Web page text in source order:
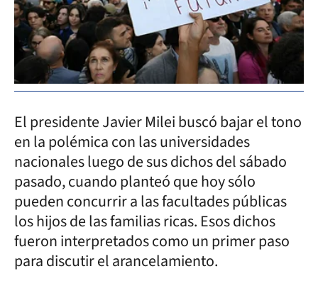
El presidente Javier Milei buscó bajar el tono
en la polémica con las universidades
nacionales luego de sus dichos del sábado
pasado, cuando planteó que hoy sólo
pueden concurrir a las facultades públicas
los hijos de las familias ricas. Esos dichos
fueron interpretados como un primer paso
para discutir el arancelamiento.